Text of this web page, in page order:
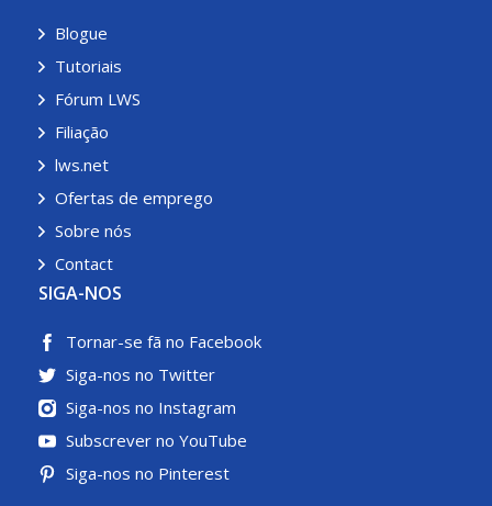
Blogue
Tutoriais
Fórum LWS
Filiação
lws.net
Ofertas de emprego
Sobre nós
Contact
SIGA-NOS
Tornar-se fã no Facebook
Siga-nos no Twitter
Siga-nos no Instagram
Subscrever no YouTube
Siga-nos no Pinterest